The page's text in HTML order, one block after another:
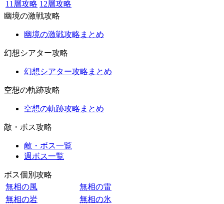
11層攻略 12層攻略
幽境の激戦攻略
幽境の激戦攻略まとめ
幻想シアター攻略
幻想シアター攻略まとめ
空想の軌跡攻略
空想の軌跡攻略まとめ
敵・ボス攻略
敵・ボス一覧
週ボス一覧
ボス個別攻略
無相の風
無相の雷
無相の岩
無相の氷